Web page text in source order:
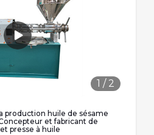
1 / 2
production huile de sésame
et fabricant de
presse à huile